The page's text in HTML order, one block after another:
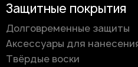
Защитные покрытия
Долговременные защиты
Аксессуары для
Твёрдые воски